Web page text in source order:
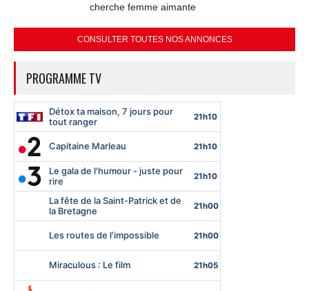
cherche femme aimante
CONSULTER TOUTES NOS ANNONCES
PROGRAMME TV